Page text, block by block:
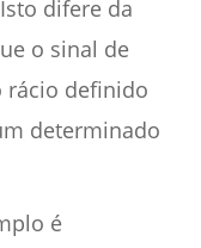
difere da
o sinal de
rácio definido
determinado
é